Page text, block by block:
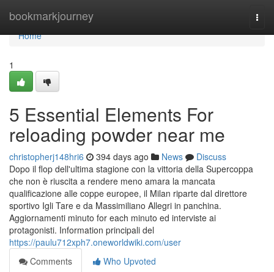
bookmarkjourney
Home
Home
1
5 Essential Elements For
reloading powder near me
christopherj148hri6 394 days ago News
Discuss
Dopo il flop dell'ultima stagione con la vittoria della Supercoppa
che non è riuscita a rendere meno amara la mancata
qualificazione alle coppe europee, il Milan riparte dal direttore
sportivo Igli Tare e da Massimiliano Allegri in panchina.
Aggiornamenti minuto for each minuto ed interviste ai
protagonisti. Information principali del
https://paulu712xph7.oneworldwiki.com/user
Comments
Who Upvoted